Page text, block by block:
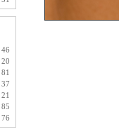
46
20
81
37
21
85
76